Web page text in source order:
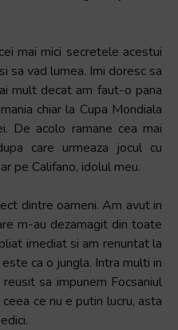
mai mici secretele acestui
sa vad lumea. Imi doresc sa
mult decat am faut-o pana
chiar la Cupa Mondiala
De acolo ramane cea mai
care urmeaza jocul cu
pe Califano, idolul meu.
dintre oameni. Am avut in
m-au dezamagit din toate
imediat si am renuntat la
ca o jungla. Intra multi in
sa impunem Focsaniul
ce nu e putin lucru, asta